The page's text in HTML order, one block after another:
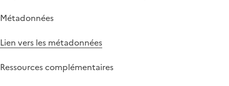
Métadonnées
Lien vers les métadonnées
Ressources complémentaires